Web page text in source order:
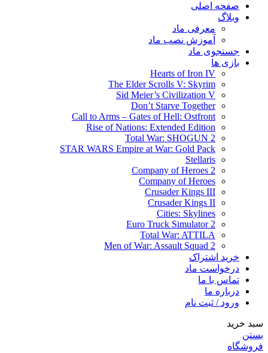
صفحه اصلی
وبلاگ
معرفی ماد
آموزش نصب ماد
جستجوی ماد
بازی ها
Hearts of Iron IV
The Elder Scrolls V: Skyrim
Sid Meier’s Civilization V
Don’t Starve Together
Call to Arms – Gates of Hell: Ostfront
Rise of Nations: Extended Edition
Total War: SHOGUN 2
STAR WARS Empire at War: Gold Pack
Stellaris
Company of Heroes 2
Company of Heroes
Crusader Kings III
Crusader Kings II
Cities: Skylines
Euro Truck Simulator 2
Total War: ATTILA
Men of War: Assault Squad 2
خرید اشتراک
درخواست ماد
تماس با ما
درباره ما
ورود / ثبت نام
سبد خرید
بستن
فروشگاه